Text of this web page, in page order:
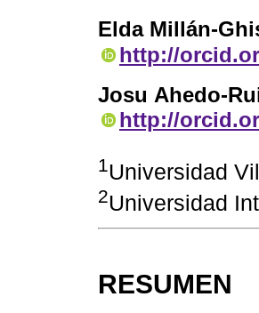
Elda Millán-
http://
Josu Ahedo-
http://
1Universidad
2Universidad
RESUMEN